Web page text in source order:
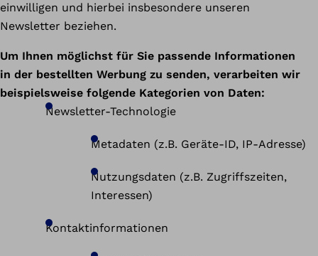
einwilligen und hierbei insbesondere unseren
Newsletter beziehen.
Um Ihnen möglichst für Sie passende Informationen
in der bestellten Werbung zu senden, verarbeiten wir
beispielsweise folgende Kategorien von Daten:
Newsletter-Technologie
Metadaten (z.B. Geräte-ID, IP-Adresse)
Nutzungsdaten (z.B. Zugriffszeiten,
Interessen)
Kontaktinformationen